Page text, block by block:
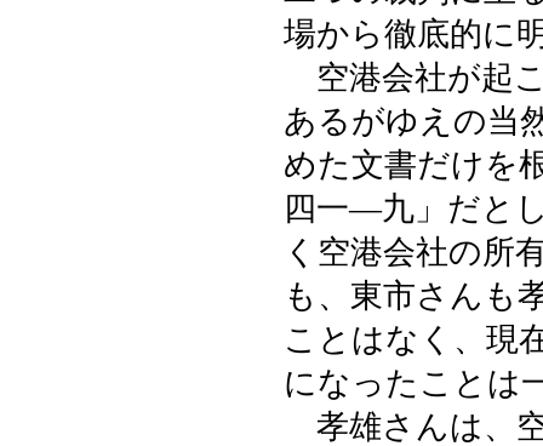
場から徹底的に
空港会社が起
あるがゆえの当
めた文書だけを
四一―九」だと
く空港会社の所
も、東市さんも
ことはなく、現
になったことは
孝雄さんは、